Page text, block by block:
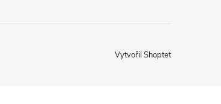
Vytvořil Shoptet